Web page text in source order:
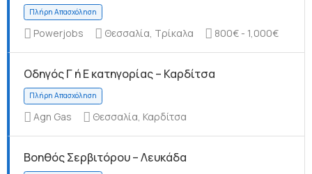
Πλήρη Απασχόληση
Πλήρη Απασχόληση
Powerjobs Θεσσαλία, Τρίκαλα 800€ - 1,000€
Οδηγός Γ ή Ε κατηγορίας – Καρδίτσα
Agn Gas Θεσσαλία, Καρδίτσα
Βοηθός Σερβιτόρου – Λευκάδα